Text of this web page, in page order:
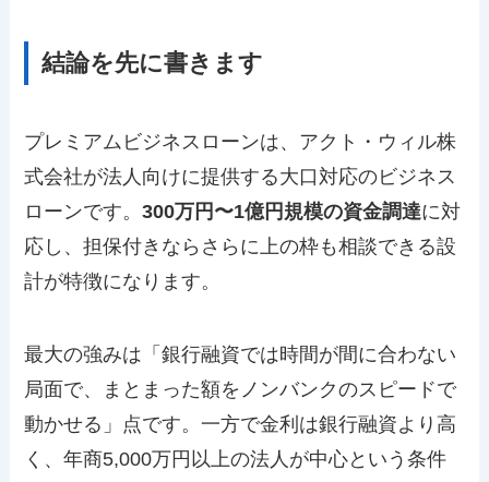
結論を先に書きます
プレミアムビジネスローンは、アクト・ウィル株
式会社が法人向けに提供する大口対応のビジネス
ローンです。300万円〜1億円規模の資金調達に対
応し、担保付きならさらに上の枠も相談できる設
計が特徴になります。
最大の強みは「銀行融資では時間が間に合わない
局面で、まとまった額をノンバンクのスピードで
動かせる」点です。一方で金利は銀行融資より高
く、年商5,000万円以上の法人が中心という条件